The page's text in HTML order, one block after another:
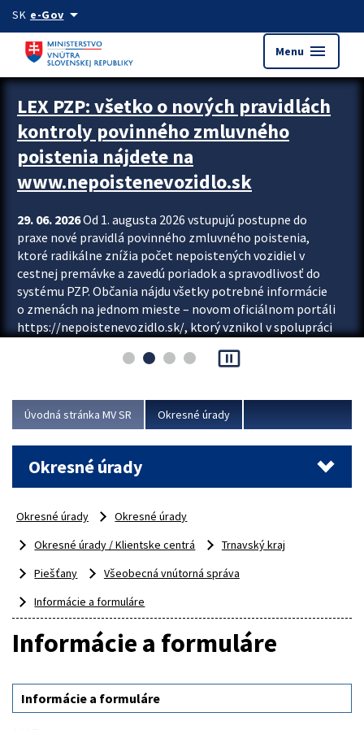
Preskocit na hlavný obsah
SK e-Govarrow_drop_down
Menu menu
Zastavit automatický posun upútavok
LEX PZP: všetko o nových pravidlách
kontroly povinného zmluvného
poistenia nájdete na
www.nepoistenevozidlo.sk
29. 06. 2026Od 1. augusta 2026 vstupujú postupne do
praxe nové pravidlá povinného zmluvného poistenia,
ktoré radikálne znížia počet nepoistených vozidiel v
cestnej premávke a zavedú poriadok a spravodlivosť do
systému PZP. Občania nájdu všetky potrebné informácie
o zmenách na jednom mieste – novom oficiálnom portáli
https://nepoistenevozidlo.sk/, ktorý vznikol v spolupráci
asociácie poisťovní (SLASPO) a Ministerstva vnútra SR.
Viac
pause_presentation
Úvodná stránka MV SR Okresné úrady
Okresné úrady
Okresné úrady
Okresné úrady
Okresné úrady / Klientske centrá
Trnavský kraj
Piešťany
Všeobecná vnútorná správa
Informácie a formuláre
Informácie a formuláre
Informácie a formuláre